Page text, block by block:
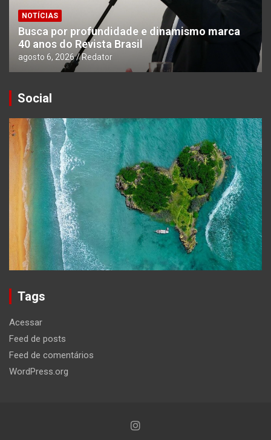
NOTÍCIAS
Busca por profundidade e dinamismo marca
40 anos do Revista Brasil
agosto 6, 2026 Redator
Social
Tags
Acessar
Feed de posts
Feed de comentários
WordPress.org